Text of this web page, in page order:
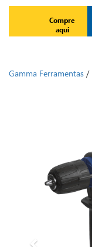
Toggle
navigation
Compre
aqui
Gamma Ferramentas /